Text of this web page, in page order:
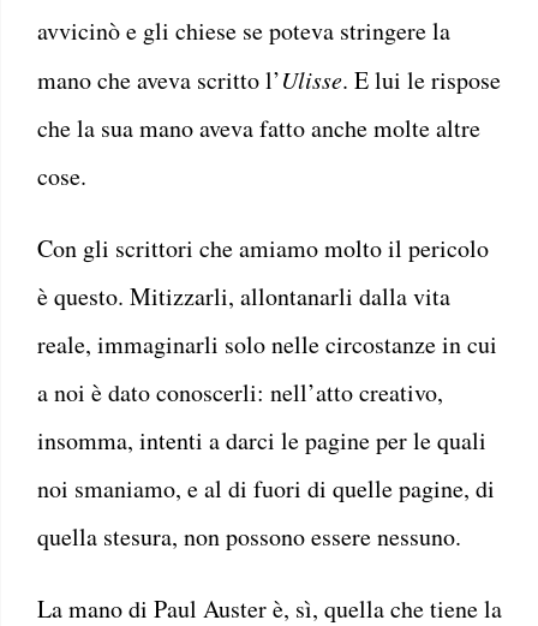
avvicinò e gli chiese se poteva stringere la
mano che aveva scritto l’Ulisse. E lui le rispose
che la sua mano aveva fatto anche molte altre
cose.
Con gli scrittori che amiamo molto il pericolo
è questo. Mitizzarli, allontanarli dalla vita
reale, immaginarli solo nelle circostanze in cui
a noi è dato conoscerli: nell’atto creativo,
insomma, intenti a darci le pagine per le quali
noi smaniamo, e al di fuori di quelle pagine, di
quella stesura, non possono essere nessuno.
La mano di Paul Auster è, sì, quella che tiene la